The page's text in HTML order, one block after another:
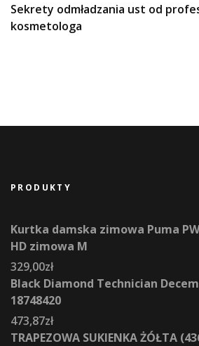
Sekrety odmładzania ust od
kosmetologa
PRODUKTY
Kurtka damska zimowa Puma
HD zimowa M
329,00zł
Black Diamond Technician
18748420
473,87zł
TRAPEZOWA SUKIENKA ŻÓŁTA